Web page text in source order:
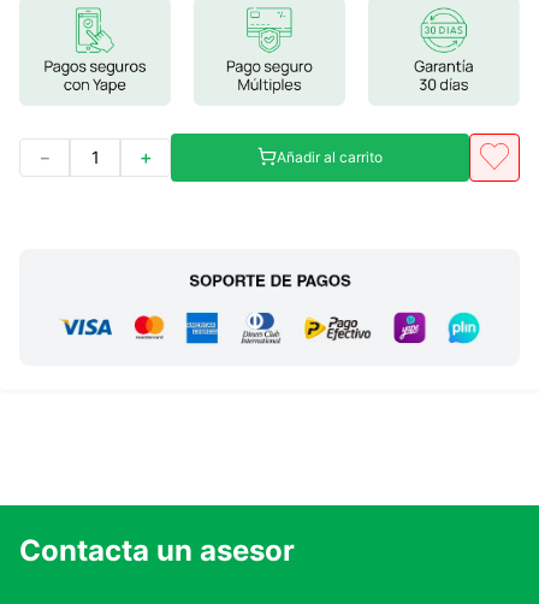
magnesio
9.
melena leon
＋
－ Añadir al carrito
Contacta un asesor